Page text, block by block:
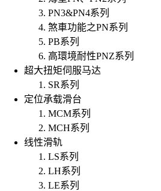
PN3&PN4系列
煞車功能之PN系列
PB系列
高環境耐性PNZ系列
超大扭矩伺服马达
SR系列
定位承载滑台
MCM系列
MCH系列
线性滑轨
LS系列
LH系列
LE系列